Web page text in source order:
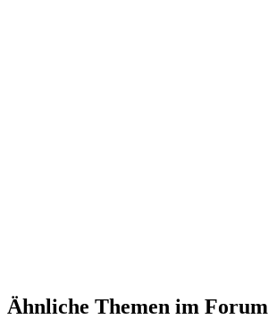
Ähnliche Themen im Forum